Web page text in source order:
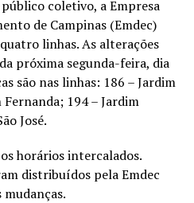
coletivo, a Empresa
de Campinas (Emdec)
linhas. As alterações
próxima segunda-feira, dia
são nas linhas: 186 – Jardim
194 – Jardim
José.
horários intercalados.
distribuídos pela Emdec
mudanças.